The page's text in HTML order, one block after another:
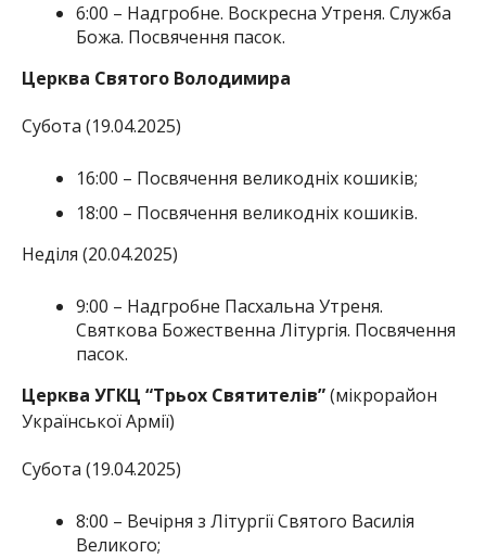
6:00 – Надгробне. Воскресна Утреня. Служба
Божа. Посвячення пасок.
Церква Святого Володимира
Субота (19.04.2025)
16:00 – Посвячення великодніх кошиків;
18:00 – Посвячення великодніх кошиків.
Неділя (20.04.2025)
9:00 – Надгробне Пасхальна Утреня.
Святкова Божественна Літургія. Посвячення
пасок.
Церква УГКЦ “Трьох Святителів”(мікрорайон
Української Армії)
Субота (19.04.2025)
8:00 – Вечірня з Літургії Святого Василія
Великого;